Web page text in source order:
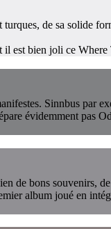
de sa solide
il est bien joli ce
Sinnbus par
évidemment pas
de bons souvenirs,
album joué en